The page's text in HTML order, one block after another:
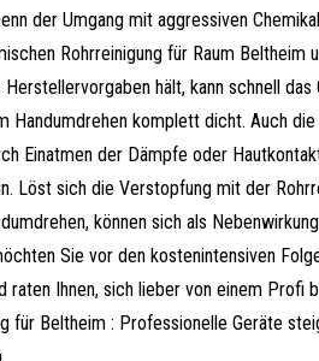
der Umgang mit aggressiven
Rohrreinigung für Raum Beltheim
Herstellervorgaben hält, kann schnell
Handumdrehen komplett dicht. Auch
Einatmen der Dämpfe oder
Löst sich die Verstopfung mit der
können sich als
Sie vor den kostenintensiven
raten Ihnen, sich lieber von einem Profi
für Beltheim : Professionelle Geräte